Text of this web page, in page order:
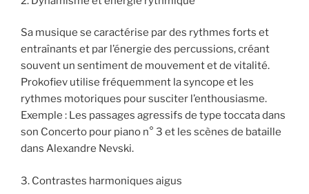
Sa musique se caractérise par des rythmes forts et
entraînants et par l’énergie des percussions, créant
souvent un sentiment de mouvement et de vitalité.
Prokofiev utilise fréquemment la syncope et les
rythmes motoriques pour susciter l’enthousiasme.
Exemple : Les passages agressifs de type toccata dans
son Concerto pour piano n° 3 et les scènes de bataille
dans Alexandre Nevski.
3. Contrastes harmoniques aigus